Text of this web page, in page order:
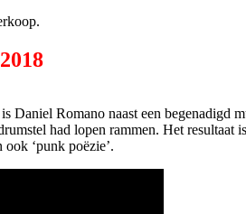
Daniel Romano naast een
had lopen rammen. Het resultaat
‘punk poëzie’.